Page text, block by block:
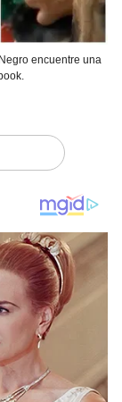
encuentre una